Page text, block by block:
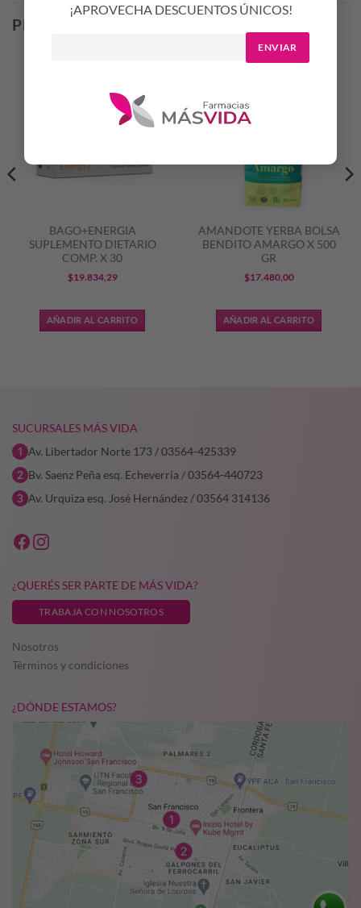
¡APROVECHA DESCUENTOS ÚNICOS!
ENVIAR
PRODUCTOS RELACIONADOS
BAGO+ENERGIA
SUPLEMENTO DIETARIO
COMP. X 30
$19.834,29
AÑADIR AL CARRITO
AMANDOTE YERBA BOLSA
BENDITO AMARGO X 500
GR
$17.480,00
AÑADIR AL CARRITO
SUCURSALES MÁS VIDA
Av. Libertador Norte 173 / 03564-425339
Bv. Saenz Peña esq. Echeverría / 03564-440723
Av. Urquiza esq. José Hernández / 03564 314136
¿QUERÉS SER PARTE DE MÁS VIDA?
TRABAJA CON NOSOTROS
Nosotros
Términos y condiciones
¿DÓNDE ESTAMOS?